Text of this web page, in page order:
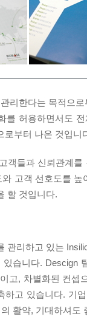
리한다는 목적으
를 허용하면서도
로부터 나온 것입니
객들과 신뢰관계
고객 선호도를
할 것입니다.
관리하고 있는
습니다. Descign
고, 차별화된 컨셉
하고 있습니다. 기
활약, 기대하셔도